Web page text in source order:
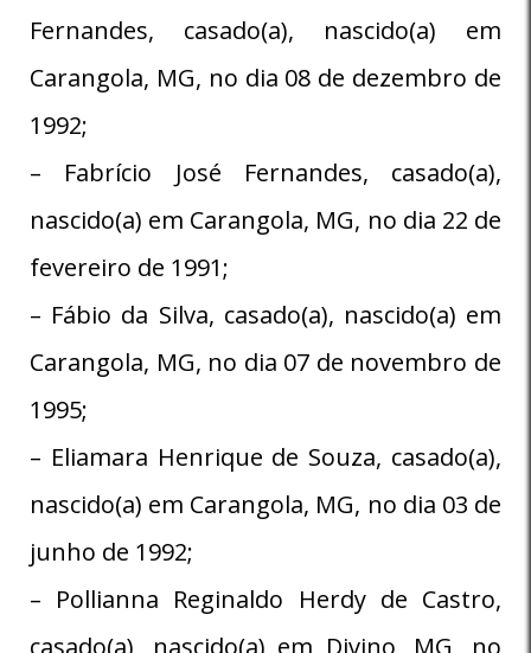
Fernandes, casado(a), nascido(a) em
Carangola, MG, no dia 08 de dezembro de
1992;
– Fabrício José Fernandes, casado(a),
nascido(a) em Carangola, MG, no dia 22 de
fevereiro de 1991;
– Fábio da Silva, casado(a), nascido(a) em
Carangola, MG, no dia 07 de novembro de
1995;
– Eliamara Henrique de Souza, casado(a),
nascido(a) em Carangola, MG, no dia 03 de
junho de 1992;
– Pollianna Reginaldo Herdy de Castro,
casado(a), nascido(a) em Divino, MG, no